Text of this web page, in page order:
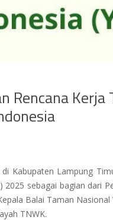
Rencana
Kabupaten Lampung
2025 sebagai bagian
Balai Taman
TNWK.